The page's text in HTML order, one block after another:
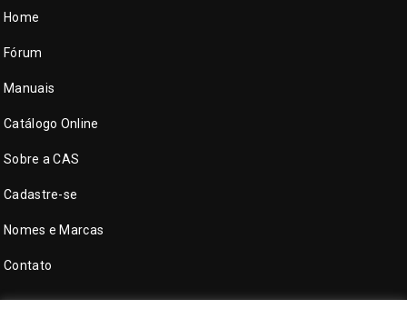
Home
Fórum
Manuais
Catálogo Online
Sobre a CAS
Cadastre-se
Nomes e Marcas
Contato